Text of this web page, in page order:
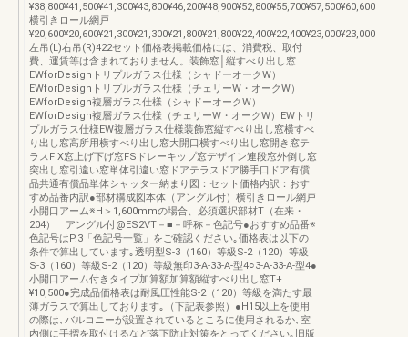
¥38,800¥41,500¥41,300¥43,800¥46,200¥48,900¥52,800¥55,700¥57,500¥60,600
横引きロール網戸
¥20,600¥20,600¥21,300¥21,300¥21,800¥21,800¥22,400¥22,400¥23,000¥23,000
左吊(L)右吊(R)422セット価格表掲載価格には、消費税、取付
費、運賃等は含まれておりません。装飾窓│縦すべり出し窓
EWforDesignトリプルガラス仕様（シャドーオークW）
EWforDesignトリプルガラス仕様（チェリーW・オークW）
EWforDesign複層ガラス仕様（シャドーオークW）
EWforDesign複層ガラス仕様（チェリーW・オークW）EWトリ
プルガラス仕様EW複層ガラス仕様装飾窓縦すべり出し窓横すべ
り出し窓高所用横すべり出し窓大開口横すべり出し窓開き窓テ
ラスFIX窓上げ下げ窓FSドレーキップ窓デザイン連段窓外倒し窓
突出し窓引違い窓単体引違い窓ドアテラスドア勝手口ドア有償
品共通有償品単体シャッター納まり図：セット価格内訳：おす
すめ品番内訳●部材構成図本体（アングル付）横引きロール網戸
小開口アーム※H＞1,600mmの場合、必須選択部材T（在来・
204） アングル付@ES2VT－■－呼称－色記号●おすすめ品番※
色記号はP.3「色記号一覧」をご確認ください｡価格表は以下の
条件で算出しています｡透明型S-3（160）等級S-2（120）等級
S-3（160）等級S-2（120）等級無印3-A-33-A-型4○3-A-33-A-型4●
小開口アーム付きタイプ加算額加算額縦すべり出し窓T+
¥10,500●完成品価格表は耐風圧性能S-2（120）等級を満たす最
薄ガラスで算出しております｡（下記表参照）●H15以上を使用
の際は､バルコニーが設置されているところに使用されるか､室
内側に手摺を取付けるなど落下防止対策をとってください｡旧版